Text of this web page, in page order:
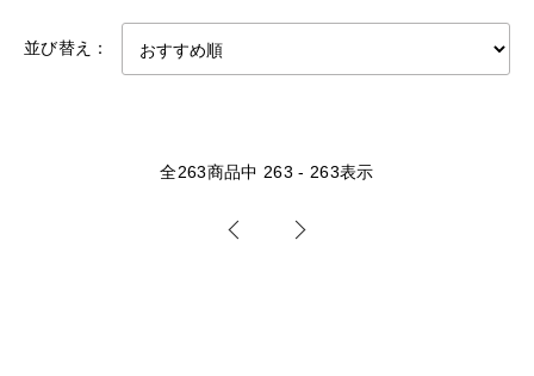
並び替え：
全263商品中 263 - 263表示